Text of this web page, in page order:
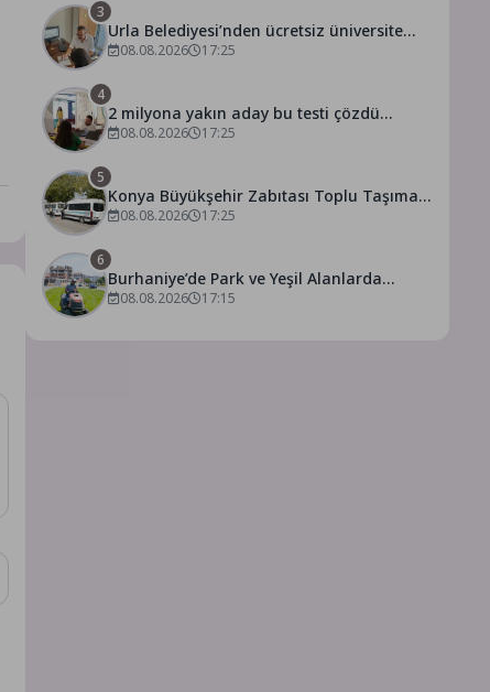
3
Urla Belediyesi’nden ücretsiz üniversite
tercih danışmanlığı
08.08.2026 17:25
4
2 milyona yakın aday bu testi çözdü…
08.08.2026 17:25
5
Konya Büyükşehir Zabıtası Toplu Taşıma
Denetimlerini Sürdürüyor
08.08.2026 17:25
6
Burhaniye’de Park ve Yeşil Alanlarda
Kapsamlı Bakım Çalışmaları Sürüyor
08.08.2026 17:15